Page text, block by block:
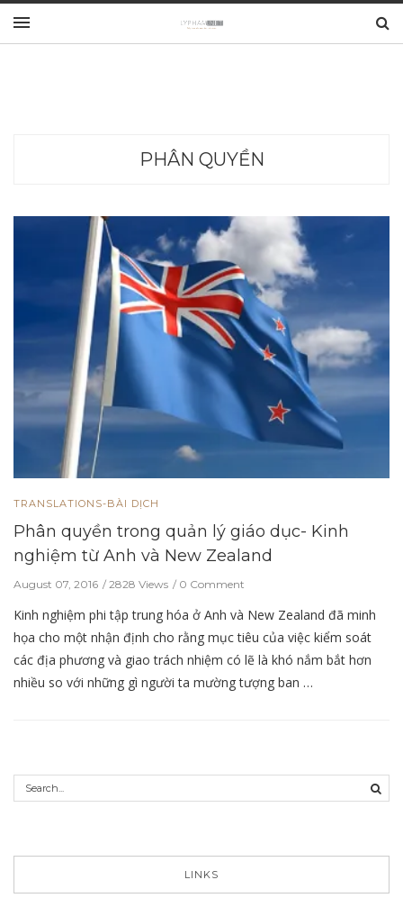
PHÂN QUYỀN
TRANSLATIONS-BÀI DỊCH
Phân quyền trong quản lý giáo dục- Kinh
nghiệm từ Anh và New Zealand
August 07, 2016 2828 Views 0 Comment
Kinh nghiệm phi tập trung hóa ở Anh và New Zealand đã minh
họa cho một nhận định cho rằng mục tiêu của việc kiểm soát
các địa phương và giao trách nhiệm có lẽ là khó nắm bắt hơn
nhiều so với những gì người ta mường tượng ban …
LINKS